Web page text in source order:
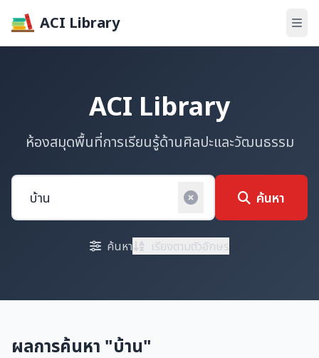
ACI Library
ACI Library
ห้องสมุดพื้นที่การเรียนรู้ด้านศิลปะและวัฒนธรรม
ค้นหา
ค้นหา เรียงตามตัวอักษร
ผลการค้นหา "บ้าน"